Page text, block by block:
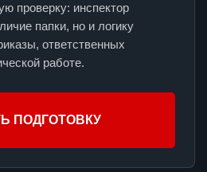
проверку: инспектор
папки, но и логику
ответственных
работе.
ПОДГОТОВКУ